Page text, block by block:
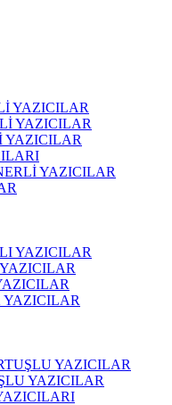
YAZICILAR
YAZICILAR
YAZICILAR
YAZICILAR
YAZICILAR
YAZICILAR
YAZICILAR
YAZICILAR